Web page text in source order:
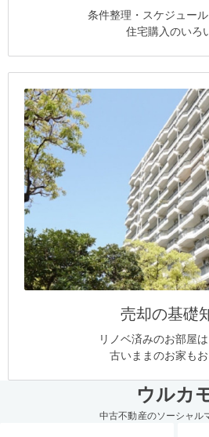
条件整理・スケジュー
住宅購入のいろ
売却の基礎
リノベ済みのお部屋
古いままのお家も
ウルカ
中古不動産のソーシャル